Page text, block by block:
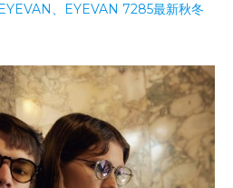
、EYEVAN 7285最新秋冬